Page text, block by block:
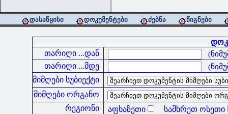
დასაწყისი დოკუმენტები ძებნა წიგნები
თარიღი ...დან
თარიღი ...მდე
მიმღები სუბიექტი
მიმღები ორგანო
რეგიონი
აფხაზეთი
სამხრეთ ოსეთი